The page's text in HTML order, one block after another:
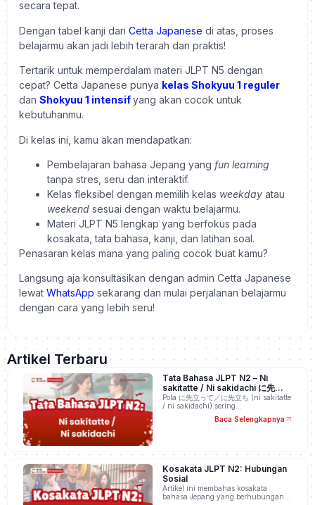
secara tepat.
Dengan tabel kanji dari Cetta Japanese di atas, proses
belajarmu akan jadi lebih terarah dan praktis!
Tertarik untuk memperdalam materi JLPT N5 dengan
cepat? Cetta Japanese punya kelas Shokyuu 1 reguler
dan Shokyuu 1 intensifyang akan cocok untuk
kebutuhanmu.
Di kelas ini, kamu akan mendapatkan:
Pembelajaran bahasa Jepang yang fun learning
tanpa stres, seru dan interaktif.
Kelas fleksibel dengan memilih kelas weekday atau
weekend sesuai dengan waktu belajarmu.
Materi JLPT N5 lengkap yang berfokus pada
kosakata, tata bahasa, kanji, dan latihan soal.
Penasaran kelas mana yang paling cocok buat kamu?
Langsung aja konsultasikan dengan admin Cetta Japanese
lewat WhatsApp sekarang dan mulai perjalanan belajarmu
dengan cara yang lebih seru!
Artikel Terbaru
Tata Bahasa JLPT N2 – Ni
sakitatte / Ni sakidachi に先立っ
て／に先立ち
Pola に先立って／に先立ち (ni sakitatte
/ ni sakidachi) sering…
Baca Selengkapnya
Kosakata JLPT N2: Hubungan
Sosial
Artikel ini membahas kosakata
bahasa Jepang yang berhubungan…